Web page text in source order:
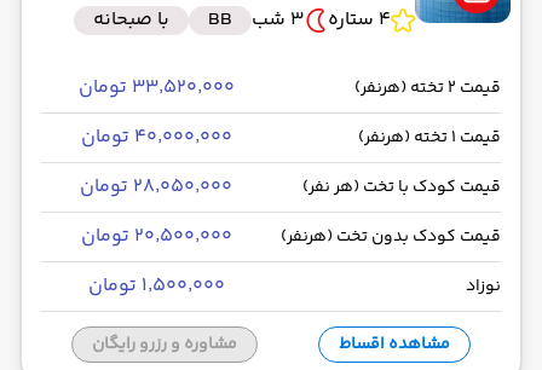
4 ستاره
3 شب BB با صبحانه
قیمت 2 تخته (هرنفر) ۳۳٬۵۲۰٬۰۰۰ تومان
قیمت 1 تخته (هرنفر) ۴۰٬۰۰۰٬۰۰۰ تومان
قیمت کودک با تخت (هر نفر) ۲۸٬۰۵۰٬۰۰۰ تومان
قیمت کودک بدون تخت (هرنفر) ۲۰٬۵۰۰٬۰۰۰ تومان
نوزاد ۱٬۵۰۰٬۰۰۰ تومان
مشاهده اقساط مشاوره و رزرو رایگان